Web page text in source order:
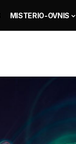
MISTERIO-OVNIS